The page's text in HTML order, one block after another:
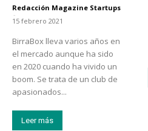
Redacción Magazine Startups
-
15 febrero 2021
BirraBox lleva varios años en
el mercado aunque ha sido
en 2020 cuando ha vivido un
boom. Se trata de un club de
apasionados...
Leer más